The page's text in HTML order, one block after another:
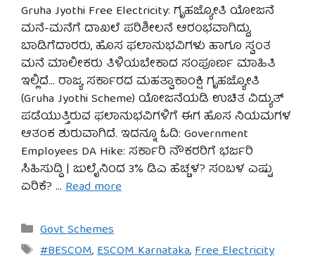
Gruha Jyothi Free Electricity: ಗೃಹಜ್ಯೋತಿ ಯೋಜನೆ
ಮನೆ-ಮನೆಗೆ ದಾಖಲೆ ಪರಿಶೀಲನೆ ಆರಂಭವಾಗಿದ್ದು,
ಬಾಡಿಗೆದಾರರು, ಹೊಸ ಫಲಾನುಭವಿಗಳು ಹಾಗೂ ಸ್ವಂತ
ಮನೆ ಮಾಲೀಕರು ತಿಳಿಯಬೇಕಾದ ಸಂಪೂರ್ಣ ಮಾಹಿತಿ
ಇಲ್ಲಿದೆ… ರಾಜ್ಯ ಸರ್ಕಾರದ ಮಹತ್ವಾಕಾಂಕ್ಷಿ ಗೃಹಜ್ಯೋತಿ
(Gruha Jyothi Scheme) ಯೋಜನೆಯಡಿ ಉಚಿತ ವಿದ್ಯುತ್
ಪಡೆಯುತ್ತಿರುವ ಫಲಾನುಭವಿಗಳಿಗೆ ಈಗ ಹೊಸ ನಿಯಮಗಳ
ಆತಂಕ ಶುರುವಾಗಿದೆ. ಇದನ್ನೂ ಓದಿ: Government
Employees DA Hike: ಸರ್ಕಾರಿ ನೌಕರರಿಗೆ ಭರ್ಜರಿ
ಸಿಹಿಸುದ್ದಿ | ಜುಲೈನಿಂದ 3% ಡಿಎ ಹೆಚ್ಚಳ? ಸಂಬಳ ಎಷ್ಟು
ಏರಿಕೆ? … Read more
Categories
Govt Schemes
Tags
#BESCOM,ESCOM Karnataka,Free Electricity